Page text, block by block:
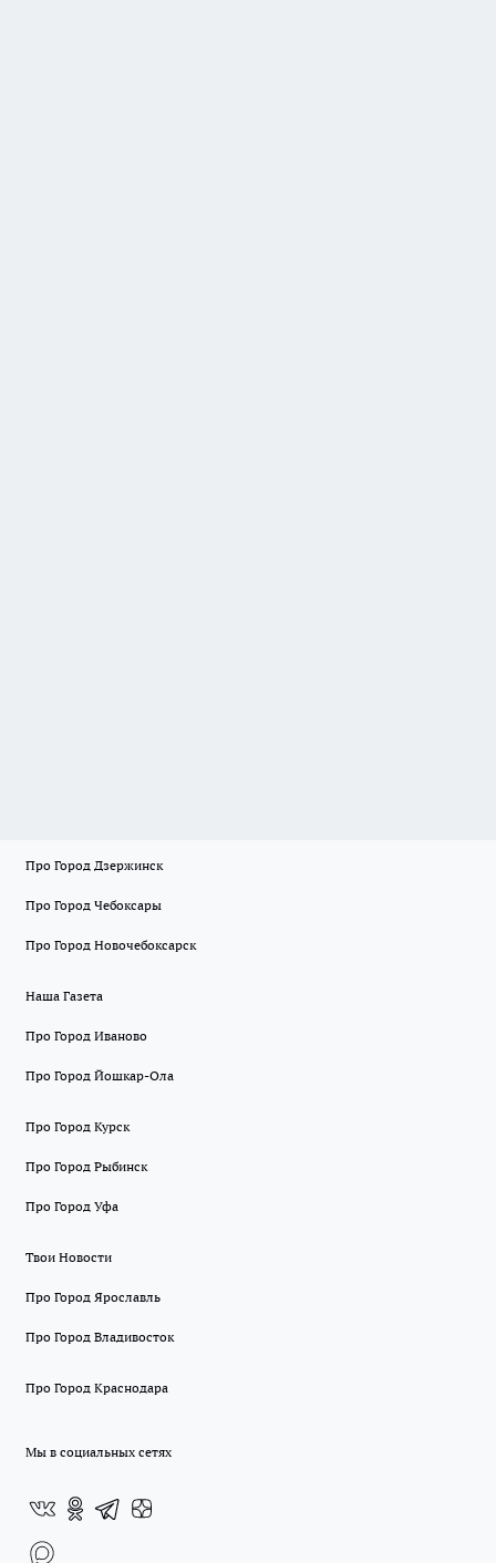
Про Город Дзержинск
Про Город Чебоксары
Про Город Новочебоксарск
Наша Газета
Про Город Иваново
Про Город Йошкар-Ола
Про Город Курск
Про Город Рыбинск
Про Город Уфа
Твои Новости
Про Город Ярославль
Про Город Владивосток
Про Город Краснодара
Мы в социальных сетях